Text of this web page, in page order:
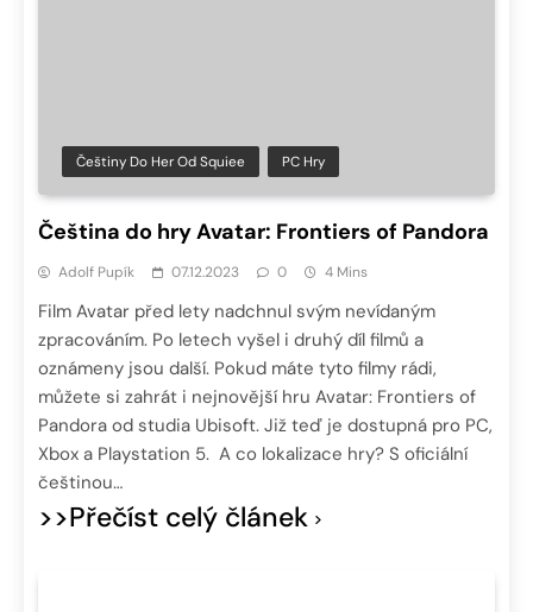
Češtiny Do Her Od Squiee PC Hry
Čeština do hry Avatar: Frontiers of Pandora
Adolf Pupík 07.12.2023 0 4 Mins
Film Avatar před lety nadchnul svým nevídaným
zpracováním. Po letech vyšel i druhý díl filmů a
oznámeny jsou další. Pokud máte tyto filmy rádi,
můžete si zahrát i nejnovější hru Avatar: Frontiers of
Pandora od studia Ubisoft. Již teď je dostupná pro PC,
Xbox a Playstation 5. A co lokalizace hry? S oficiální
češtinou…
>>Přečíst celý článek